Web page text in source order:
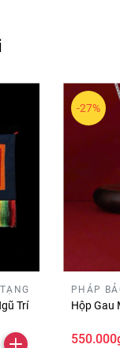
Trí
-27%
PHÁP
Hộp Gau